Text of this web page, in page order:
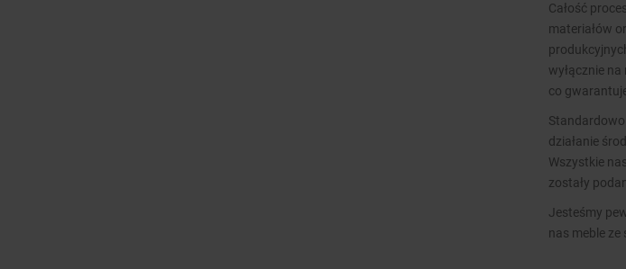
Całość
materiałów
wyłącznie
co
działanie
Wszystkie
zostały
Jesteśmy
nas meble ze